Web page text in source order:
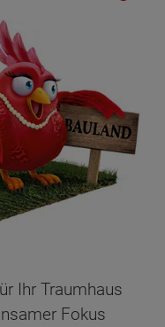
Ihr Traumhaus
Fokus